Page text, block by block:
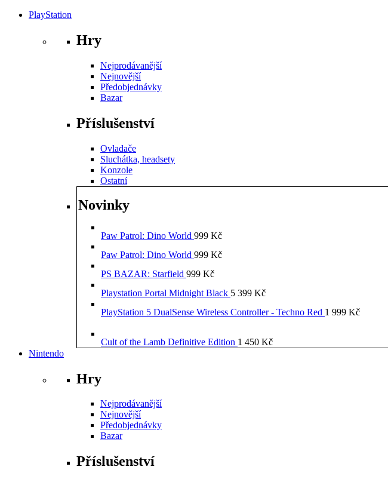
PlayStation
Hry
Nejprodávanější
Nejnovější
Předobjednávky
Bazar
Příslušenství
Ovladače
Sluchátka, headsety
Konzole
Ostatní
Novinky
Paw Patrol: Dino World 999 Kč
Paw Patrol: Dino World 999 Kč
PS BAZAR: Starfield 999 Kč
Playstation Portal Midnight Black 5 399 Kč
PlayStation 5 DualSense Wireless Controller - Techno Red 1 999 Kč
Cult of the Lamb Definitive Edition 1 450 Kč
Nintendo
Hry
Nejprodávanější
Nejnovější
Předobjednávky
Bazar
Příslušenství